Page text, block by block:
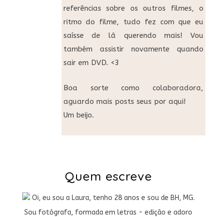
referências sobre os outros filmes, o
ritmo do filme, tudo fez com que eu
saísse de lá querendo mais! Vou
também assistir novamente quando
sair em DVD. <3
Boa sorte como colaboradora,
aguardo mais posts seus por aqui!
Um beijo.
Quem escreve
Oi, eu sou a Laura, tenho 28 anos e sou de BH, MG.
Sou fotógrafa, formada em letras - edição e adoro